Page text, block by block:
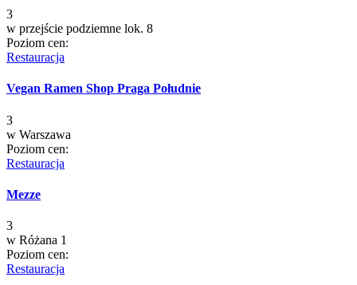
3
w przejście podziemne lok. 8
Poziom cen:
Restauracja
Vegan Ramen Shop Praga Południe
3
w Warszawa
Poziom cen:
Restauracja
Mezze
3
w Różana 1
Poziom cen:
Restauracja